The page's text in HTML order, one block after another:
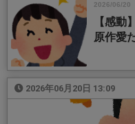
2026/06/20
【感動
原作愛
2026年06月20日 13:09